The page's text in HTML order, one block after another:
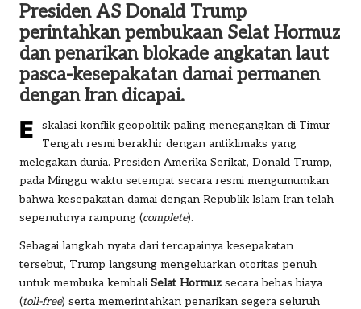
Presiden AS Donald Trump
perintahkan pembukaan Selat Hormuz
dan penarikan blokade angkatan laut
pasca-kesepakatan damai permanen
dengan Iran dicapai.
E
skalasi konflik geopolitik paling menegangkan di Timur
Tengah resmi berakhir dengan antiklimaks yang
melegakan dunia. Presiden Amerika Serikat, Donald Trump,
pada Minggu waktu setempat secara resmi mengumumkan
bahwa kesepakatan damai dengan Republik Islam Iran telah
sepenuhnya rampung (complete).
Sebagai langkah nyata dari tercapainya kesepakatan
tersebut, Trump langsung mengeluarkan otoritas penuh
untuk membuka kembali Selat Hormuz secara bebas biaya
(toll-free) serta memerintahkan penarikan segera seluruh